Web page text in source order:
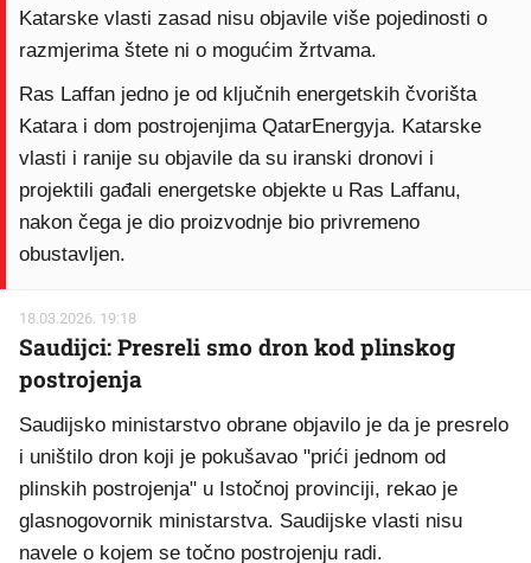
Katarske vlasti zasad nisu objavile više pojedinosti o
razmjerima štete ni o mogućim žrtvama.
Ras Laffan jedno je od ključnih energetskih čvorišta
Katara i dom postrojenjima QatarEnergyja. Katarske
vlasti i ranije su objavile da su iranski dronovi i
projektili gađali energetske objekte u Ras Laffanu,
nakon čega je dio proizvodnje bio privremeno
obustavljen.
18.03.2026. 19:18
Saudijci: Presreli smo dron kod plinskog
postrojenja
Saudijsko ministarstvo obrane objavilo je da je presrelo
i uništilo dron koji je pokušavao "prići jednom od
plinskih postrojenja" u Istočnoj provinciji, rekao je
glasnogovornik ministarstva. Saudijske vlasti nisu
navele o kojem se točno postrojenju radi.